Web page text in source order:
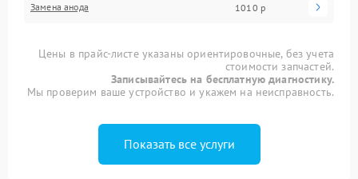
Замена анода 1010 р
Цены в прайс-листе указаны ориентировочные, без учета
стоимости запчастей.
Записывайтесь на бесплатную диагностику.
Мы проверим ваше устройство и укажем на неисправность.
Показать все услуги